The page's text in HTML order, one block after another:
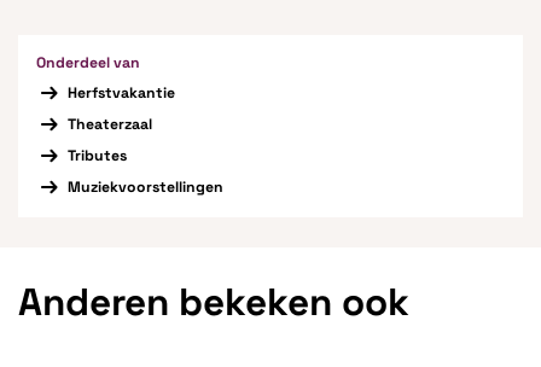
Onderdeel van
Herfstvakantie
Theaterzaal
Tributes
Muziekvoorstellingen
Anderen bekeken ook